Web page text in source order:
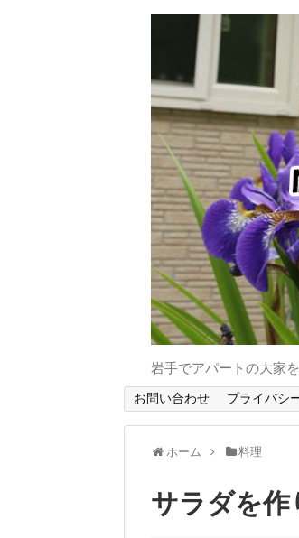
岩手でアパートの大家
お問い合わせ プライバシ
ホーム 料理
サラダを作